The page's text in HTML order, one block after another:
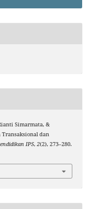
Simarmata, &
dan
IPS, 2(2), 273–280.